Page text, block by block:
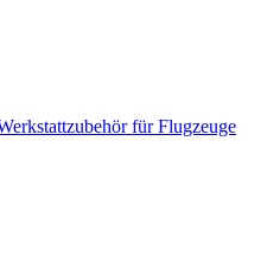
für Flugzeuge